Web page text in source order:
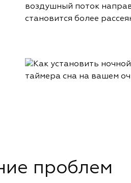
воздушный поток
становится более
проблем